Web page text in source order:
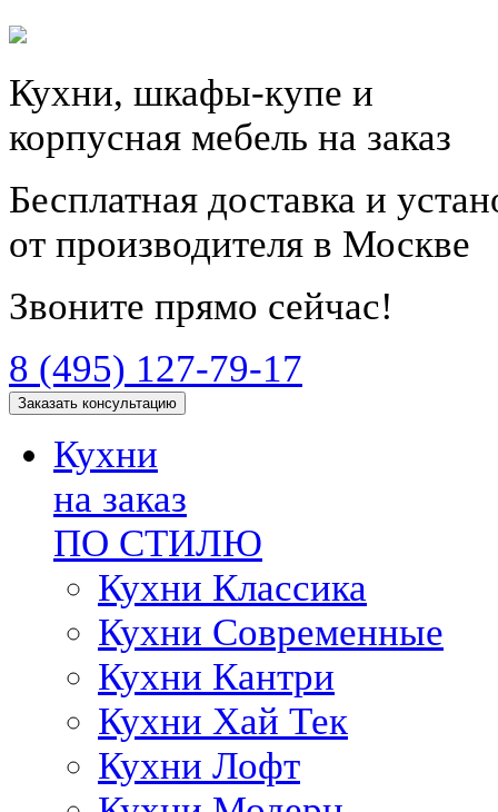
Кухни, шкафы-купе и
корпусная мебель на заказ
Бесплатная доставка и
от производителя в Москве
Звоните прямо сейчас!
8 (495) 127-79-17
Заказать консультацию
Кухни
на заказ
ПО СТИЛЮ
Кухни Классика
Кухни Современные
Кухни Кантри
Кухни Хай Тек
Кухни Лофт